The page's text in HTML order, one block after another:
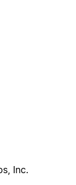
Inc.